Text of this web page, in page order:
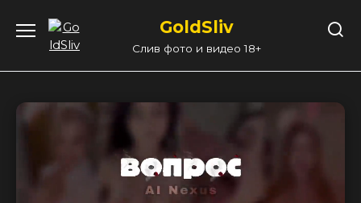
содержанию
GoldSliv
Слив фото и видео 18+